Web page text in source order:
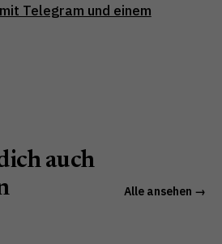
Telegram und einem
auch
Alle ansehen →